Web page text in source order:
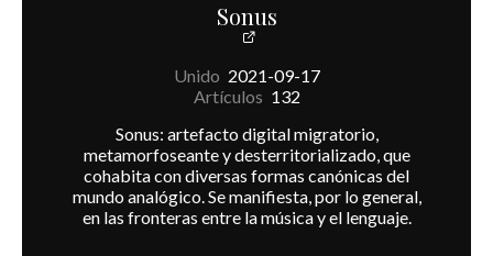
Sonus
Unido 2021-09-17
Artículos 132
Sonus: artefacto digital migratorio,
metamorfoseante y desterritorializado, que
cohabita con diversas formas canónicas del
mundo analógico. Se manifiesta, por lo general,
en las fronteras entre la música y el lenguaje.